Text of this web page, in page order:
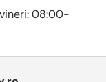
08:00-